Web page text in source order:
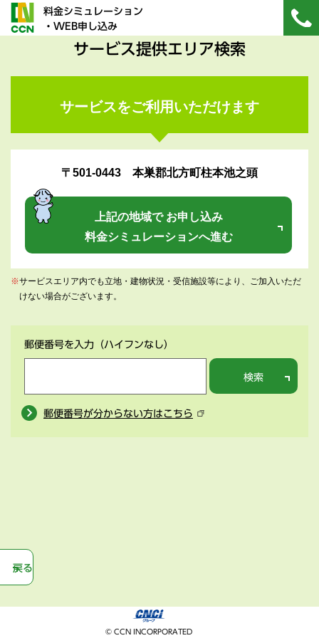
料金シミュレーション
・WEB申し込み
サービス提供エリア検索
サービスをご利用いただけます
〒501-0443 本巣郡北方町柱本池之頭
上記の地域で お申し込み
料金シミュレーションへ進む
※サービスエリア内でも立地・建物状況・受信施設等により、ご加入いただ
けない場合がございます。
郵便番号を入力 （ハイフンなし）
検索
郵便番号が分からない方はこちら
戻る
© CCN INCORPORATED